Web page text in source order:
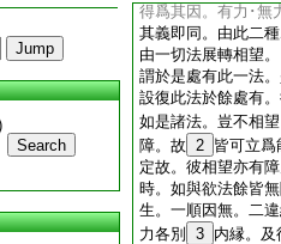
Search
得爲其因。有力･無
其義即同。由此二
由一切法展轉相望
謂於是處有此一法
設復此法於餘處有
如是諸法。豈不相
障。故 2 皆可立
定故。彼相望亦有
時。如與欲法餘皆
生。一順因無。二
力各別
3 内縁。